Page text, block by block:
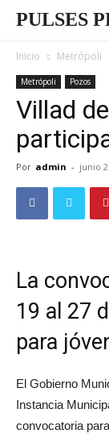
PULSES
Inicio Metrópoli
Metrópoli Pozos
Villad
Por admin - junio
La
19 al 27
para
El Gobierno
Instancia
convocatoria